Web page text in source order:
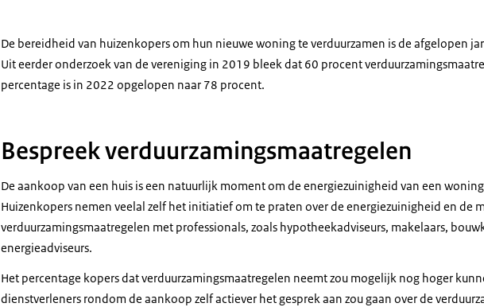
De bereidheid van huizenkopers om hun nieuwe woning te verduurzamen is de afgelopen
Uit eerder onderzoek van de vereniging in 2019 bleek dat 60 procent
percentage is in 2022 opgelopen naar 78 procent.
Bespreek verduurzamingsmaatregelen
De aankoop van een huis is een natuurlijk moment om de energiezuinigheid van een
Huizenkopers nemen veelal zelf het initiatief om te praten over de energiezuinigheid en de
verduurzamingsmaatregelen met professionals, zoals hypotheekadviseurs, makelaars,
energieadviseurs.
Het percentage kopers dat verduurzamingsmaatregelen neemt zou mogelijk nog hoger
dienstverleners rondom de aankoop zelf actiever het gesprek aan zou gaan over de